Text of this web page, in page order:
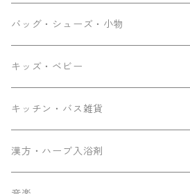
バッグ・シューズ・小物
キッズ・ベビー
キッチン・バス雑貨
漢方・ハーブ入浴剤